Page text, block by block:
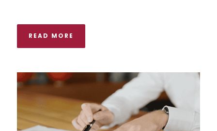
READ MORE